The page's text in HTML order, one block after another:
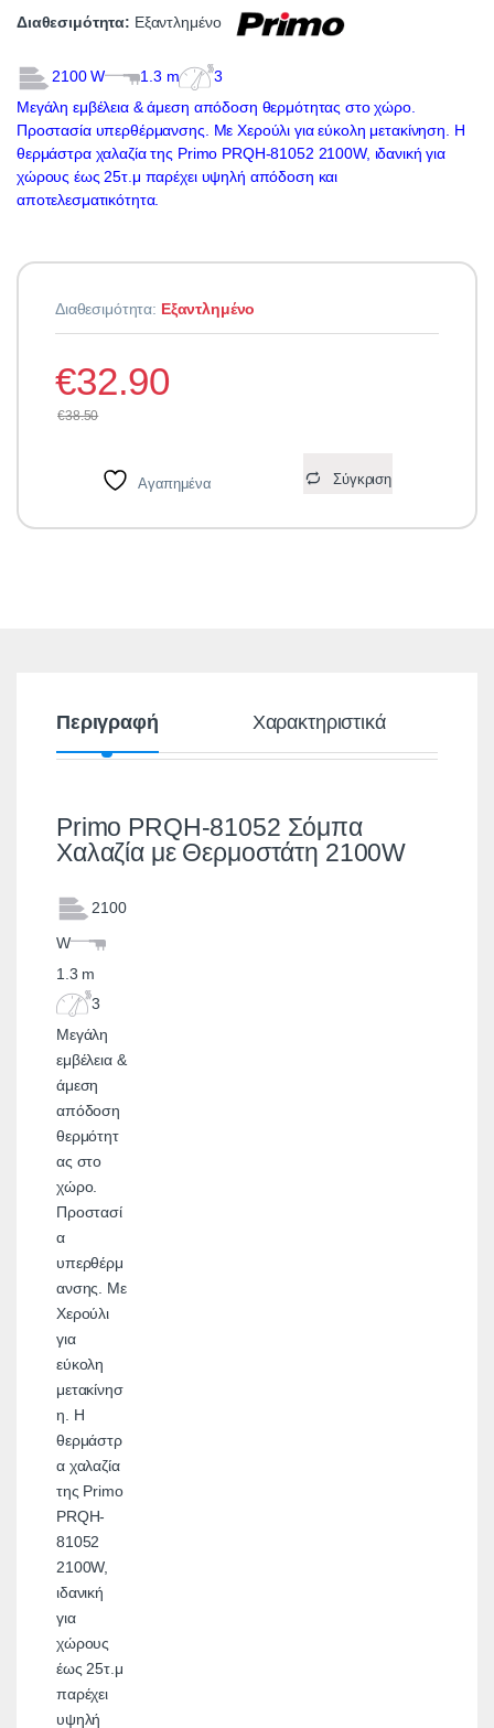
Διαθεσιμότητα: Εξαντλημένο
2100 W 1.3 m
3
Μεγάλη εμβέλεια & άμεση απόδοση θερμότητας στο χώρο.
Προστασία υπερθέρμανσης. Με Χερούλι για εύκολη μετακίνηση. H
θερμάστρα χαλαζία της Primo PRQH-81052 2100W, ιδανική για
χώρους έως 25τ.μ παρέχει υψηλή απόδοση και
αποτελεσματικότητα.
Διαθεσιμότητα: Εξαντλημένο
€32.90
€38.50
Αγαπημένα Σύγκριση
Περιγραφή Χαρακτηριστικά
Primo PRQH-81052 Σόμπα
Χαλαζία με Θερμοστάτη 2100W
2100
W
1.3 m
3
Μεγάλη
εμβέλεια &
άμεση
απόδοση
θερμότητ
ας στο
χώρο.
Προστασί
α
υπερθέρμ
ανσης. Με
Χερούλι
για
εύκολη
μετακίνησ
η. H
θερμάστρ
α χαλαζία
της Primo
PRQH-
81052
2100W,
ιδανική
για
χώρους
έως 25τ.μ
παρέχει
υψηλή